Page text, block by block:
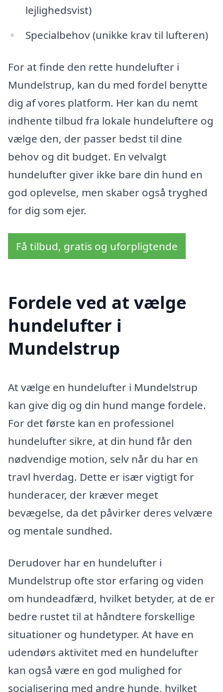
lejlighedsvist)
Specialbehov (unikke krav til lufteren)
For at finde den rette hundelufter i
Mundelstrup, kan du med fordel benytte
dig af vores platform. Her kan du nemt
indhente tilbud fra lokale hundeluftere og
vælge den, der passer bedst til dine
behov og dit budget. En velvalgt
hundelufter giver ikke bare din hund en
god oplevelse, men skaber også tryghed
for dig som ejer.
Få tilbud, gratis og uforpligtende
Fordele ved at vælge
hundelufter i
Mundelstrup
At vælge en hundelufter i Mundelstrup
kan give dig og din hund mange fordele.
For det første kan en professionel
hundelufter sikre, at din hund får den
nødvendige motion, selv når du har en
travl hverdag. Dette er især vigtigt for
hunderacer, der kræver meget
bevægelse, da det påvirker deres velvære
og mentale sundhed.
Derudover har en hundelufter i
Mundelstrup ofte stor erfaring og viden
om hundeadfærd, hvilket betyder, at de er
bedre rustet til at håndtere forskellige
situationer og hundetyper. At have en
udendørs aktivitet med en hundelufter
kan også være en god mulighed for
socialisering med andre hunde, hvilket